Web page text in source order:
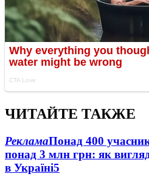
ЧИТАЙТЕ ТАКЖЕ
РекламаПонад 400
понад 3 млн грн: як
в Україні5